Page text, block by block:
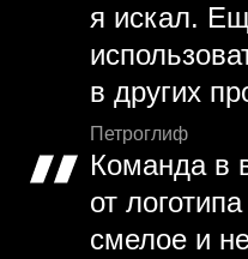
я искал.
в других
Петроглиф
Команда в
от
смелое и